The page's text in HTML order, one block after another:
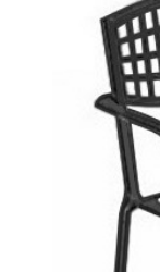
Prodotti▼